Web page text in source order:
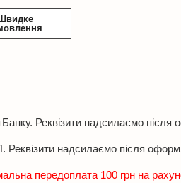
Реквізити надсилаємо після
надсилаємо після
передоплата 100 грн на